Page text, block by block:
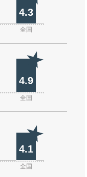
4.3
全国
4.9
全国
4.1
全国